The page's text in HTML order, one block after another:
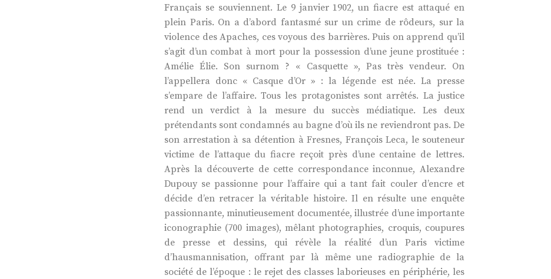
Français se souviennent. Le 9 janvier 1902, un fiacre est attaqué en
plein Paris. On a d’abord fantasmé sur un crime de rôdeurs, sur la
violence des Apaches, ces voyous des barrières. Puis on apprend qu’il
s’agit d’un combat à mort pour la possession d’une jeune prostituée :
Amélie Élie. Son surnom ? « Casquette », Pas très vendeur. On
l’appellera donc « Casque d’Or » : la légende est née. La presse
s’empare de l’affaire. Tous les protagonistes sont arrêtés. La justice
rend un verdict à la mesure du succès médiatique. Les deux
prétendants sont condamnés au bagne d’où ils ne reviendront pas. De
son arrestation à sa détention à Fresnes, François Leca, le souteneur
victime de l’attaque du fiacre reçoit près d’une centaine de lettres.
Après la découverte de cette correspondance inconnue, Alexandre
Dupouy se passionne pour l’affaire qui a tant fait couler d’encre et
décide d’en retracer la véritable histoire. Il en résulte une enquête
passionnante, minutieusement documentée, illustrée d’une importante
iconographie (700 images), mêlant photographies, croquis, coupures
de presse et dessins, qui révèle la réalité d’un Paris victime
d’hausmannisation, offrant par là même une radiographie de la
société de l’époque : le rejet des classes laborieuses en périphérie, les